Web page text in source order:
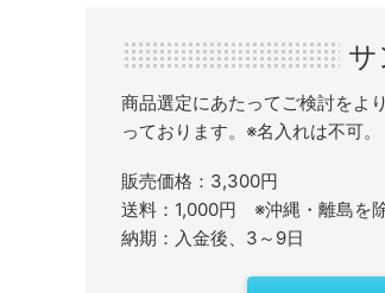
サ
商品選定にあたってご検討をよ
っております。※名入れは不可。
販売価格：3,300円
送料：1,000円 ※沖縄・離島を
納期：入金後、3～9日